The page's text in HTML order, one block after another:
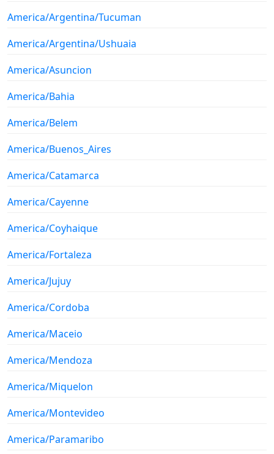
America/Argentina/Tucuman
America/Argentina/Ushuaia
America/Asuncion
America/Bahia
America/Belem
America/Buenos_Aires
America/Catamarca
America/Cayenne
America/Coyhaique
America/Fortaleza
America/Jujuy
America/Cordoba
America/Maceio
America/Mendoza
America/Miquelon
America/Montevideo
America/Paramaribo